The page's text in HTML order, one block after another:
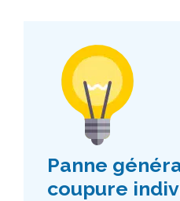
Panne
coupure